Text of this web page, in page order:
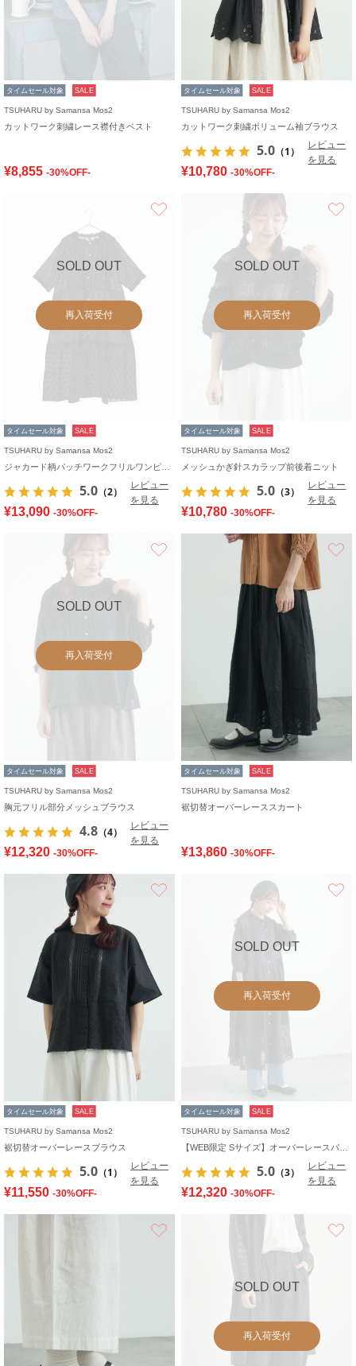
タイムセール対象 SALE
TSUHARU by Samansa Mos2
カットワーク刺繍レース襟付きベスト
¥8,855 -30%OFF-
タイムセール対象 SALE
TSUHARU by Samansa Mos2
カットワーク刺繍ボリューム袖ブラウス
5.0 （1）
レビュー
を見る
¥10,780 -30%OFF-
SOLD OUT
再入荷受付
タイムセール対象 SALE
TSUHARU by Samansa Mos2
5.0 （2）
レビュー
を見る
¥13,090 -30%OFF-
SOLD OUT
再入荷受付
タイムセール対象 SALE
TSUHARU by Samansa Mos2
メッシュかぎ針スカラップ前後着ニット
5.0 （3）
レビュー
を見る
¥10,780 -30%OFF-
SOLD OUT
再入荷受付
タイムセール対象 SALE
TSUHARU by Samansa Mos2
胸元フリル部分メッシュブラウス
4.8 （4）
レビュー
を見る
¥12,320 -30%OFF-
タイムセール対象 SALE
TSUHARU by Samansa Mos2
裾切替オーバーレーススカート
¥13,860 -30%OFF-
タイムセール対象 SALE
TSUHARU by Samansa Mos2
裾切替オーバーレースブラウス
5.0 （1）
レビュー
を見る
¥11,550 -30%OFF-
SOLD OUT
再入荷受付
タイムセール対象 SALE
TSUHARU by Samansa Mos2
5.0 （3）
レビュー
を見る
¥12,320 -30%OFF-
SOLD OUT
再入荷受付